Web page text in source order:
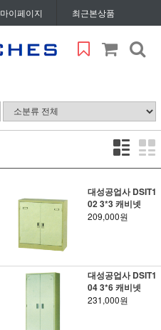
마이페이지 최근본상품
대성공업사 DSIT1
02 3*3 캐비넷
209,000원
대성공업사 DSIT1
04 3*6 캐비넷
231,000원